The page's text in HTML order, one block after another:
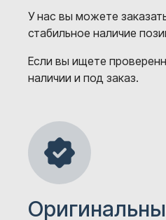
У нас вы можете
стабильное наличие
Если вы ищете
наличии и под заказ.